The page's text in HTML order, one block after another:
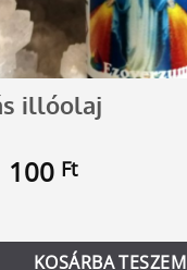
illóolaj
100 FtCurrent
1
mennyiség
KOSÁRBA TESZEM